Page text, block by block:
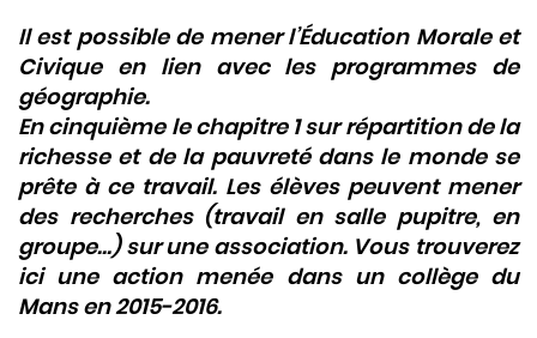
Il est possible de mener l’Éducation Morale et
Civique en lien avec les programmes de
géographie.
En cinquième le chapitre 1 sur répartition de la
richesse et de la pauvreté dans le monde se
prête à ce travail. Les élèves peuvent mener
des recherches (travail en salle pupitre, en
groupe…) sur une association. Vous trouverez
ici une action menée dans un collège du
Mans en 2015-2016.